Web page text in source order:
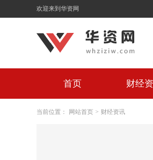
欢迎来到华资网
首页 财经
当前位置： 网站首页 > 财经资讯